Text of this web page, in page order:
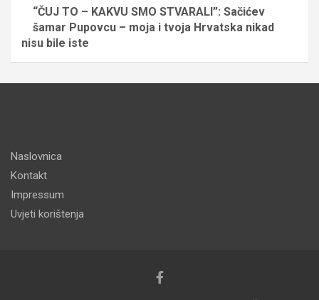
“ČUJ TO – KAKVU SMO STVARALI”: Sačićev
šamar Pupovcu – moja i tvoja Hrvatska nikad
nisu bile iste
Naslovnica
Kontakt
Impressum
Uvjeti korištenja